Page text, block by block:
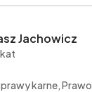
Jachowicz
karne, Prawo